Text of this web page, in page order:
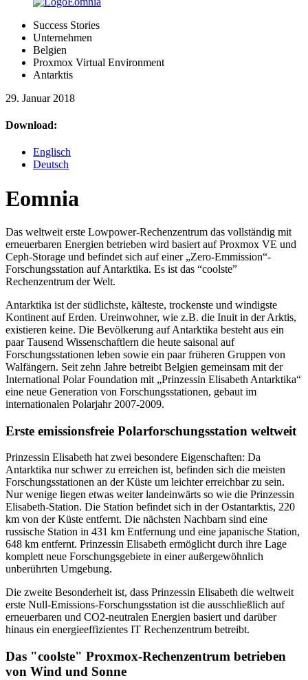
Success Stories
Unternehmen
Belgien
Proxmox Virtual Environment
Antarktis
29. Januar 2018
Download:
Englisch
Deutsch
Eomnia
Das weltweit erste Lowpower-Rechenzentrum das vollständig mit
erneuerbaren Energien betrieben wird basiert auf Proxmox VE und
Ceph-Storage und befindet sich auf einer „Zero-Emmission“-
Forschungsstation auf Antarktika. Es ist das “coolste”
Rechenzentrum der Welt.
Antarktika ist der südlichste, kälteste, trockenste und windigste
Kontinent auf Erden. Ureinwohner, wie z.B. die Inuit in der Arktis,
existieren keine. Die Bevölkerung auf Antarktika besteht aus ein
paar Tausend Wissenschaftlern die heute saisonal auf
Forschungsstationen leben sowie ein paar früheren Gruppen von
Walfängern. Seit zehn Jahre betreibt Belgien gemeinsam mit der
International Polar Foundation mit „Prinzessin Elisabeth Antarktika“
eine neue Generation von Forschungsstationen, gebaut im
internationalen Polarjahr 2007-2009.
Erste emissionsfreie Polarforschungsstation weltweit
Prinzessin Elisabeth hat zwei besondere Eigenschaften: Da
Antarktika nur schwer zu erreichen ist, befinden sich die meisten
Forschungsstationen an der Küste um leichter erreichbar zu sein.
Nur wenige liegen etwas weiter landeinwärts so wie die Prinzessin
Elisabeth-Station. Die Station befindet sich in der Ostantarktis, 220
km von der Küste entfernt. Die nächsten Nachbarn sind eine
russische Station in 431 km Entfernung und eine japanische Station,
648 km entfernt. Prinzessin Elisabeth ermöglicht durch ihre Lage
komplett neue Forschungsgebiete in einer außergewöhnlich
unberührten Umgebung.
Die zweite Besonderheit ist, dass Prinzessin Elisabeth die weltweit
erste Null-Emissions-Forschungsstation ist die ausschließlich auf
erneuerbaren und CO2-neutralen Energien basiert und darüber
hinaus ein energieeffizientes IT Rechenzentrum betreibt.
Das "coolste" Proxmox-Rechenzentrum betrieben
von Wind und Sonne